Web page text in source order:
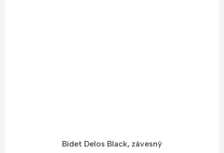
Bidet Delos Black, závesný